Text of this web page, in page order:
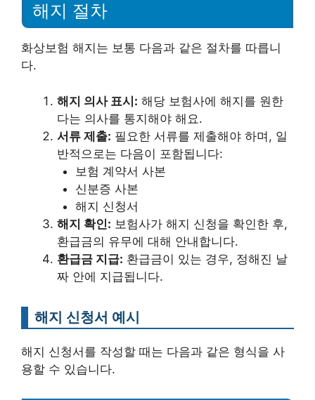
해지 절차
화상보험 해지는 보통 다음과 같은 절차를 따릅니
다.
해지 의사 표시: 해당 보험사에 해지를 원한
다는 의사를 통지해야 해요.
서류 제출: 필요한 서류를 제출해야 하며, 일
반적으로는 다음이 포함됩니다:
보험 계약서 사본
신분증 사본
해지 신청서
해지 확인: 보험사가 해지 신청을 확인한 후,
환급금의 유무에 대해 안내합니다.
환급금 지급: 환급금이 있는 경우, 정해진 날
짜 안에 지급됩니다.
해지 신청서 예시
해지 신청서를 작성할 때는 다음과 같은 형식을 사
용할 수 있습니다.